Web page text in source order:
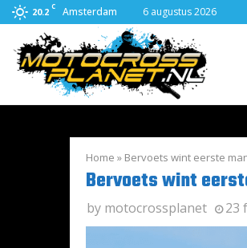
20.2 C Amsterdam 6 augustus 2026
Home » Bervoets wint eerste
Bervoets wint
by motocrossplanet 23